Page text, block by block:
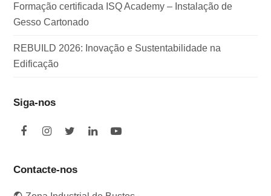
Formação certificada ISQ Academy – Instalação de
Gesso Cartonado
REBUILD 2026: Inovação e Sustentabilidade na
Edificação
Siga-nos
F
e
o
I
t
g
T
t
e
L
d
Y
Contacte-nos